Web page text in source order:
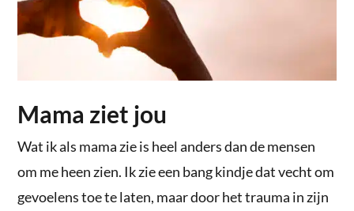
Mama ziet jou
Wat ik als mama zie is heel anders dan de mensen
om me heen zien. Ik zie een bang kindje dat vecht om
gevoelens toe te laten, maar door het trauma in zijn